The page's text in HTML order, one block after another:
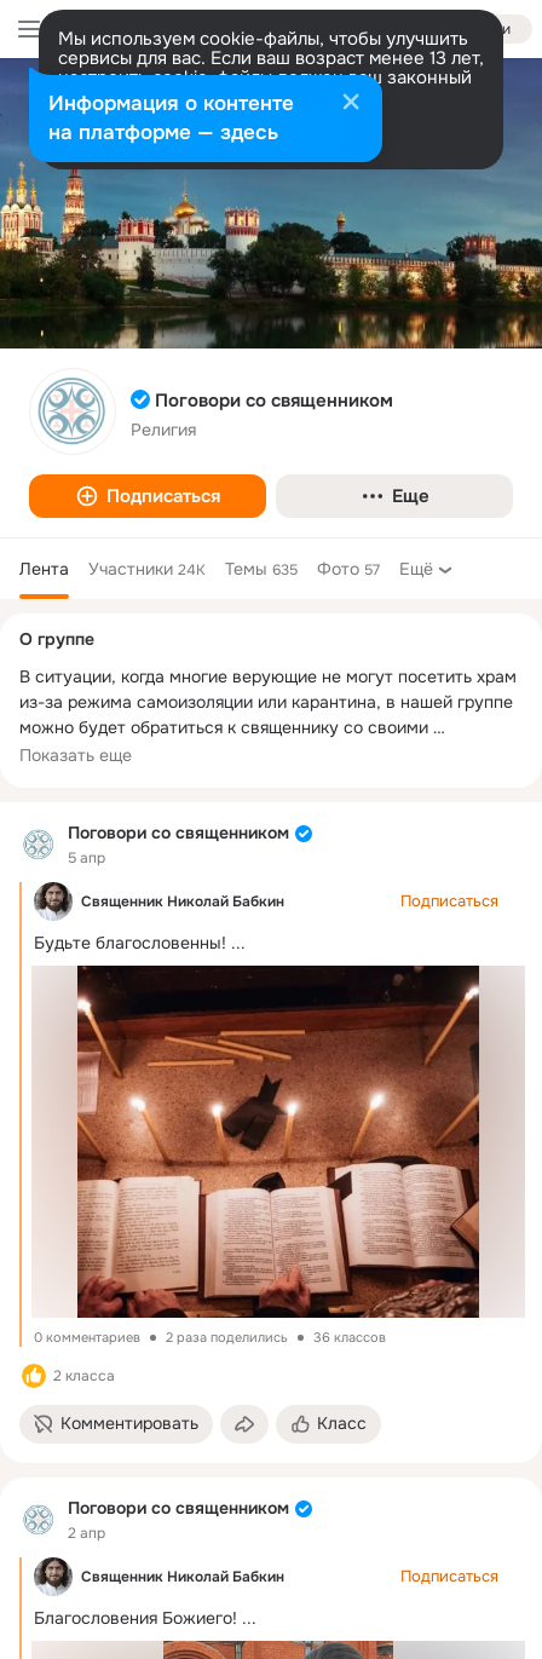
Войти
Мы используем cookie-файлы, чтобы улучшить
сервисы для вас. Если ваш возраст менее 13 лет,
настроить cookie-файлы должен ваш законный
представитель. Больше информации
Разрешить все Настроить
Поговори со священником
Религия
Подписаться Еще
Лента Участники 24K Темы 635 Фото 57 Ещё
Поговори со священником
5 апр
Священник Николай Бабкин Подписаться
Будьте благословенны! ...
0 комментариев 2 раза поделились 36 классов
2 класса
Комментировать Класс
Поговори со священником
2 апр
Священник Николай Бабкин Подписаться
Благословения Божиего! ...
колонка
О группе
В ситуации, когда многие верующие не могут посетить храм
из-за режима самоизоляции или карантина, в нашей группе
можно будет обратиться к священнику со своими
вопросами, посоветоваться или просто пообщаться о том,
Церкви с обществом и СМИ.
Показать еще
Информация о контенте
на платформе — здесь